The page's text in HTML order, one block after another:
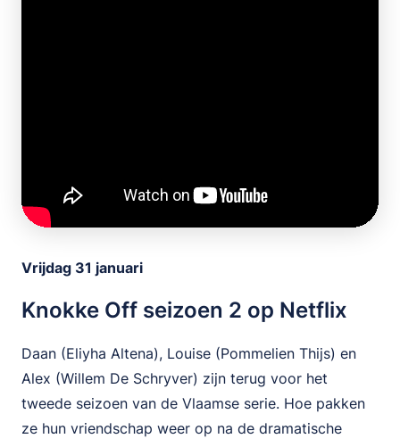
Vrijdag 31 januari
Knokke Off seizoen 2 op Netflix
Daan (Eliyha Altena), Louise (Pommelien Thijs) en
Alex (Willem De Schryver) zijn terug voor het
tweede seizoen van de Vlaamse serie. Hoe pakken
ze hun vriendschap weer op na de dramatische